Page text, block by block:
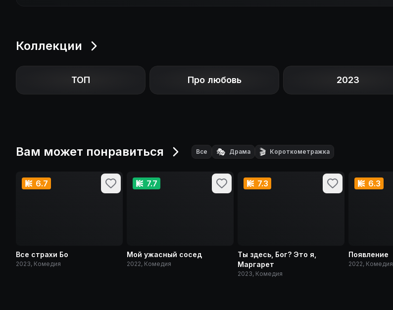
Коллекции
ТОП Про любовь 2023
Вам может понравиться Все 🎭 Драма 🎬 Короткометражка
6.7
Все страхи Бо
2023, Комедия
7.7
Мой ужасный сосед
2022, Комедия
7.3
Ты здесь, Бог? Это я,
Маргарет
2023, Комедия
6.3
Появление
2022, Комедия